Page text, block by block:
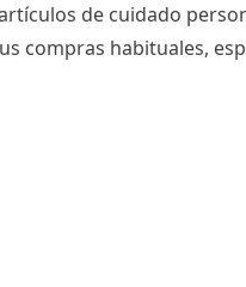
de cuidado
compras habituales,